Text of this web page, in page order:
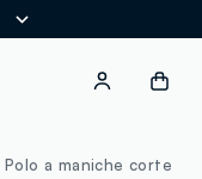
Polo a maniche corte